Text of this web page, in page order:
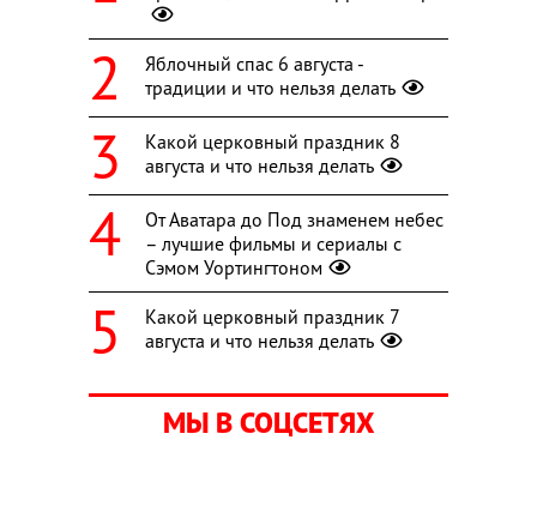
Яблочный спас 6 августа -
традиции и что нельзя делать
Какой церковный праздник 8
августа и что нельзя делать
От Аватара до Под знаменем небес
– лучшие фильмы и сериалы с
Сэмом Уортингтоном
Какой церковный праздник 7
августа и что нельзя делать
МЫ В СОЦСЕТЯХ